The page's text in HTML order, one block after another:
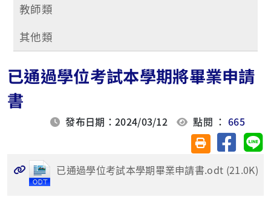
教師類
其他類
已通過學位考試本學期將畢業申請
書
發布日期：2024/03/12 點閱 ：665
友善列印(另開視
分享至
已通過學位考試本學期畢業申請書.odt (21.0K)